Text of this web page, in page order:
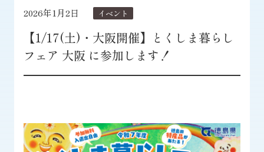
2026年1月2日 イベント
【1/17(土)・大阪開催】とくしま暮らし
フェア 大阪 に参加します！